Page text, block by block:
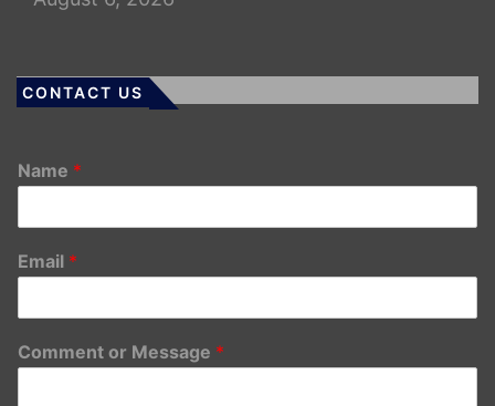
CONTACT US
Name *
Email *
Comment or Message *